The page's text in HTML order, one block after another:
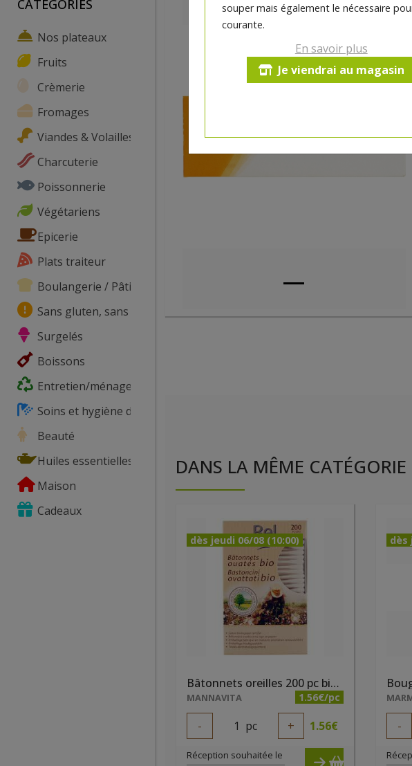
CATEGORIES
Nos plateaux
Fruits
Crèmerie
Fromages
Viandes & Volailles
Charcuterie
Poissonnerie
Végétariens
Epicerie
Plats traiteur
Boulangerie / Pâtisserie
Sans gluten, sans lactose, ...
Surgelés
Boissons
Entretien/ménage
Soins et hygiène du corps
Beauté
Huiles essentielles
Maison
Cadeaux
souper mais également le nécessaire
courante.
En savoir plus
Je viendrai au magasin
DANS LA MÊME CATÉGORIE
dès jeudi 06/08 (10:00)
Bâtonnets oreilles 200 pc bio Bel Nature
MANNAVITA 1.56€/pc
- 1 pc + 1.56€
Réception souhaitée le
dès
-